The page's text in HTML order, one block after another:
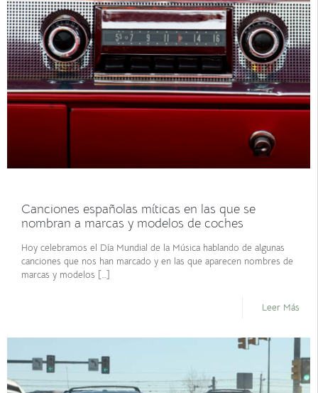
Canciones españolas míticas en las que se
nombran a marcas y modelos de coches
Hoy celebramos el Día Mundial de la Música hablando de algunas
canciones que nos han marcado y en las que aparecen nombres de
marcas y modelos […]
Leer Más